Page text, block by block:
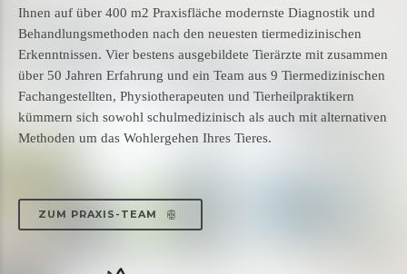
Ihnen auf über 400 m2 Praxisfläche modernste Diagnostik und
Behandlungsmethoden nach den neuesten tiermedizinischen
Erkenntnissen. Vier bestens ausgebildete Tierärzte mit zusammen
über 50 Jahren Erfahrung und ein Team aus 9 Tiermedizinischen
Fachangestellten, Physiotherapeuten und Tierheilpraktikern
kümmern sich sowohl schulmedizinisch als auch mit alternativen
Methoden um das Wohlergehen Ihres Tieres.
ZUM PRAXIS-TEAM